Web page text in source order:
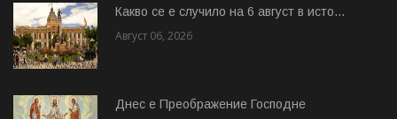
Какво се е случило на 6 август в исто...
Август 06, 2026
Днес е Преображение Господне